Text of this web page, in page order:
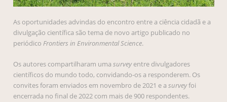
As oportunidades advindas do encontro entre a ciência cidadã e a
divulgação científica são tema de novo artigo publicado no
periódico Frontiers in Environmental Science.
Os autores compartilharam uma surveyentre divulgadores
científicos do mundo todo, convidando-os a responderem. Os
convites foram enviados em novembro de 2021 e a surveyfoi
encerrada no final de 2022 com mais de 900 respondentes.